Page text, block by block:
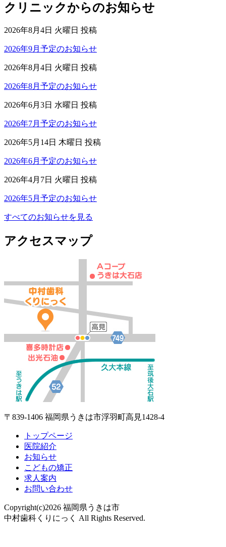
クリニックからのお知らせ
2026年8月4日 火曜日 投稿
2026年9月予定のお知らせ
2026年8月4日 火曜日 投稿
2026年8月予定のお知らせ
2026年6月3日 水曜日 投稿
2026年7月予定のお知らせ
2026年5月14日 木曜日 投稿
2026年6月予定のお知らせ
2026年4月7日 火曜日 投稿
2026年5月予定のお知らせ
すべてのお知らせを見る
アクセスマップ
〒839-1406 福岡県うきは市浮羽町高見1428-4
トップページ
医院紹介
お知らせ
こどもの矯正
求人案内
お問い合わせ
Copyright(c)2026 福岡県うきは市
中村歯科くりにっく All Rights Reserved.